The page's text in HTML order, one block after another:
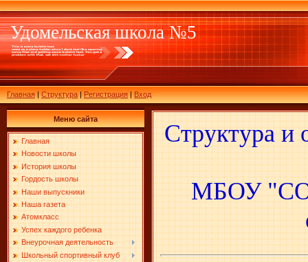
Удомельская школа №5
Главная|Структура|Регистрация|Вход
Меню сайта
Главная
Новости школы
История школы
Гордость школы
Наши выпускники
Наша газета
Атомкласс
Успех каждого ребенка
Внеурочная деятельность
Школьный спортивный клуб
Cтруктура и
МБОУ